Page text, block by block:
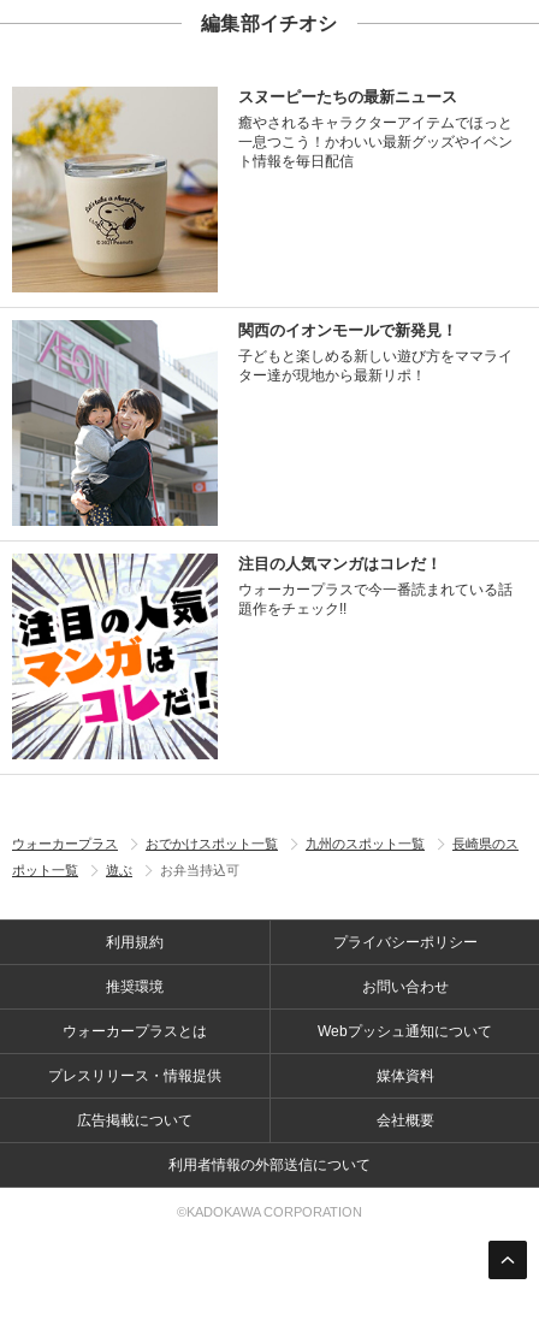
編集部イチオシ
スヌーピーたちの最新ニュース
癒やされるキャラクターアイテムでほっと
一息つこう！かわいい最新グッズやイベン
ト情報を毎日配信
関西のイオンモールで新発見！
子どもと楽しめる新しい遊び方をママライ
ター達が現地から最新リポ！
注目の人気マンガはコレだ！
ウォーカープラスで今一番読まれている話
題作をチェック!!
ウォーカープラス おでかけスポット一覧 九州のスポット一覧
長崎県のス
ポット一覧
遊ぶ お弁当持込可
利用規約 プライバシーポリシー
推奨環境 お問い合わせ
ウォーカープラスとは Webプッシュ通知について
プレスリリース・情報提供 媒体資料
広告掲載について 会社概要
利用者情報の外部送信について
©KADOKAWA CORPORATION